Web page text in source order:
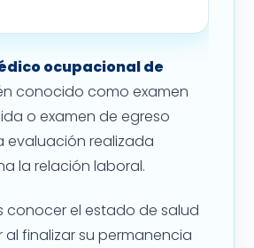
ocupacional de
conocido como examen
o examen de egreso
evaluación realizada
la relación laboral.
conocer el estado de salud
finalizar su permanencia